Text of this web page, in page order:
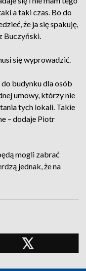
a taki czas. Bo do
że ja się spakuję,
Buczyński.
się wyprowadzić.
budynku dla osób
umowy, którzy nie
tych lokali. Takie
– dodaje Piotr
mogli zabrać
jednak, że na